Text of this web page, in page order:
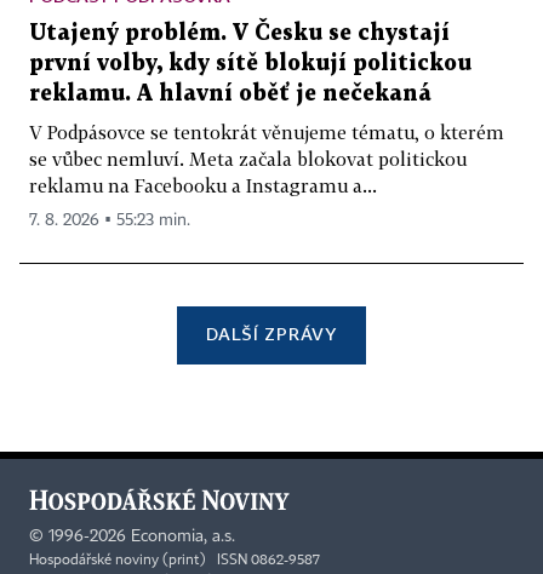
Utajený problém. V Česku se chystají
první volby, kdy sítě blokují politickou
reklamu. A hlavní oběť je nečekaná
V Podpásovce se tentokrát věnujeme tématu, o kterém
se vůbec nemluví. Meta začala blokovat politickou
reklamu na Facebooku a Instagramu a...
7. 8. 2026 ▪ 55:23 min.
DALŠÍ ZPRÁVY
© 1996-2026 Economia, a.s.
Hospodářské noviny (print) ISSN 0862-9587